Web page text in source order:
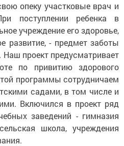
опеку участковые врач и
поступлении ребенка в
учреждение его здоровье,
развитие, - предмет заботы
Наш проект предусматривает
по привитию здорового
программы сотрудничаем
садами, в том числе и
Включился в проект ряд
заведений - гимназия
школа, учреждения